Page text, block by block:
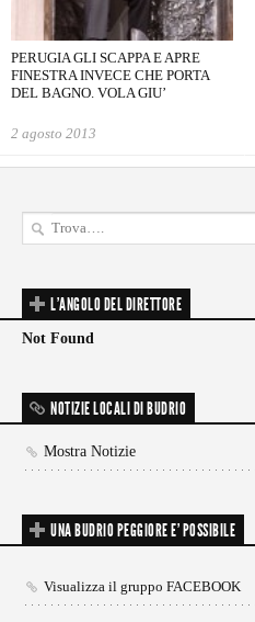
PERUGIA GLI SCAPPA E APRE
FINESTRA INVECE CHE PORTA
DEL BAGNO. VOLA GIU’
2 agosto 2013
L'ANGOLO DEL DIRETTORE
Not Found
NOTIZIE LOCALI DI BUDRIO
Mostra Notizie
UNA BUDRIO PEGGIORE E’ POSSIBILE
Visualizza il gruppo FACEBOOK